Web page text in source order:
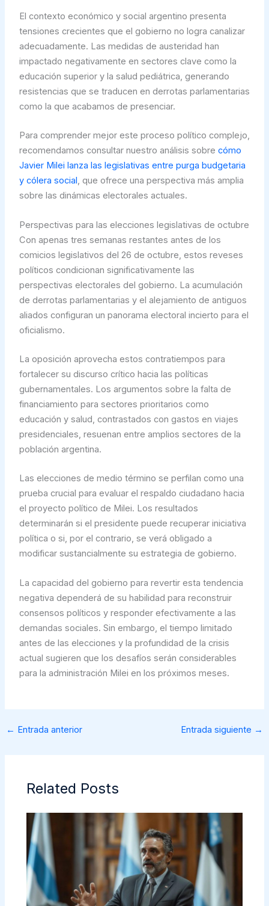
El contexto económico y social argentino presenta
tensiones crecientes que el gobierno no logra canalizar
adecuadamente. Las medidas de austeridad han
impactado negativamente en sectores clave como la
educación superior y la salud pediátrica, generando
resistencias que se traducen en derrotas parlamentarias
como la que acabamos de presenciar.
Para comprender mejor este proceso político complejo,
recomendamos consultar nuestro análisis sobre cómo
Javier Milei lanza las legislativas entre purga budgetaria
y cólera social , que ofrece una perspectiva más amplia
sobre las dinámicas electorales actuales.
Perspectivas para las elecciones legislativas de octubre
Con apenas tres semanas restantes antes de los
comicios legislativos del 26 de octubre, estos reveses
políticos condicionan significativamente las
perspectivas electorales del gobierno. La acumulación
de derrotas parlamentarias y el alejamiento de antiguos
aliados configuran un panorama electoral incierto para el
oficialismo.
La oposición aprovecha estos contratiempos para
fortalecer su discurso crítico hacia las políticas
gubernamentales. Los argumentos sobre la falta de
financiamiento para sectores prioritarios como
educación y salud, contrastados con gastos en viajes
presidenciales, resuenan entre amplios sectores de la
población argentina.
Las elecciones de medio término se perfilan como una
prueba crucial para evaluar el respaldo ciudadano hacia
el proyecto político de Milei. Los resultados
determinarán si el presidente puede recuperar iniciativa
política o si, por el contrario, se verá obligado a
modificar sustancialmente su estrategia de gobierno.
La capacidad del gobierno para revertir esta tendencia
negativa dependerá de su habilidad para reconstruir
consensos políticos y responder efectivamente a las
demandas sociales. Sin embargo, el tiempo limitado
antes de las elecciones y la profundidad de la crisis
actual sugieren que los desafíos serán considerables
para la administración Milei en los próximos meses.
← Entrada anterior Entrada siguiente →
Related Posts